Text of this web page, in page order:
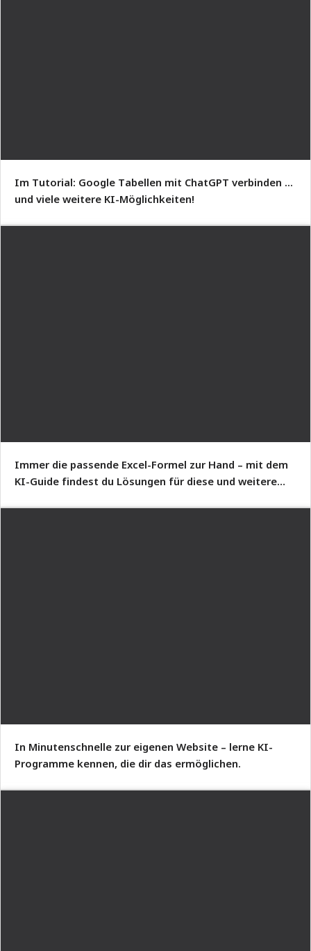
Im Tutorial: Google Tabellen mit ChatGPT verbinden ...
und viele weitere KI-Möglichkeiten!
Immer die passende Excel-Formel zur Hand – mit dem
KI-Guide findest du Lösungen für diese und weitere
In Minutenschnelle zur eigenen Website – lerne KI-
Programme kennen, die dir das ermöglichen.